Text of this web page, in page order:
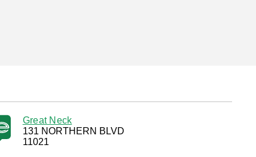
Great Neck
131 NORTHERN BLVD
11021